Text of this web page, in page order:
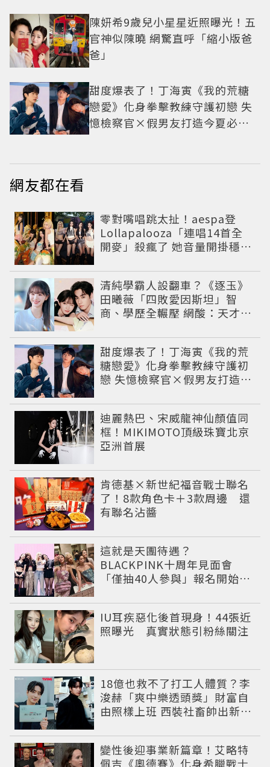
陳妍希9歲兒小星星近照曝光！五
官神似陳曉 網驚直呼「縮小版爸
爸」
甜度爆表了！丁海寅《我的荒糖
戀愛》化身拳擊教練守護初戀 失
憶檢察官×假男友打造今夏必看
網友都在看
零對嘴唱跳太扯！aespa登
Lollapalooza「連唱14首全
開麥」殺瘋了 她音量開掛穩到
清純學霸人設翻車？《逐玉》
田曦薇「四敗愛因斯坦」智
商、學歷全輾壓 網酸：天才全
甜度爆表了！丁海寅《我的荒
糖戀愛》化身拳擊教練守護初
戀 失憶檢察官×假男友打造今
迪麗熱巴、宋威龍神仙顏值同
框！MIKIMOTO頂級珠寶北京
亞洲首展
肯德基×新世紀福音戰士聯名
了！8款角色卡＋3款周邊 還
有聯名沾醬
這就是天團待遇？
BLACKPINK十周年見面會
「僅抽40人參與」報名開始到
IU耳疾惡化後首現身！44張近
照曝光 真實狀態引粉絲關注
18億也救不了打工人體質？李
浚赫「爽中樂透頭獎」財富自
由照樣上班 西裝社畜帥出新高
變性後迎事業新篇章！艾略特
佩吉《奧德賽》化身希臘戰士